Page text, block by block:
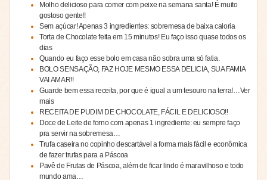
Molho delicioso para comer com peixe na semana santa! É muito
gostoso gente!!
Sem açúcar! Apenas 3 ingredientes: sobremesa de baixa caloria
Torta de Chocolate feita em 15 minutos! Eu faço isso quase todos os
dias
Quando eu faço esse bolo em casa não sobra uma só fatia.
BOLO SENSAÇÃO, FAZ HOJE MESMO ESSA DELICIA, SUA FAMIA
VAI AMAR!!
Guarde bem essa receita, por que é igual a um tesouro na terra!…Ver
mais
RECEITA DE PUDIM DE CHOCOLATE, FÁCIL E DELICIOSO!!
Doce de Leite de forno com apenas 1 ingrediente: eu sempre faço
pra servir na sobremesa…
Trufa caseira no copinho descartável a forma mais fácil e econômica
de fazer trufas para a Páscoa
Pavê de Frutas de Páscoa, além de ficar lindo é maravilhoso e todo
mundo ama…